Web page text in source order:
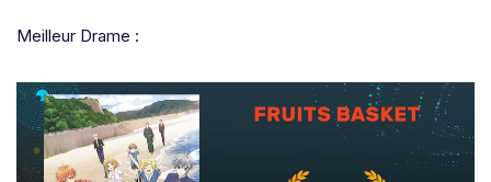
Meilleur Drame :